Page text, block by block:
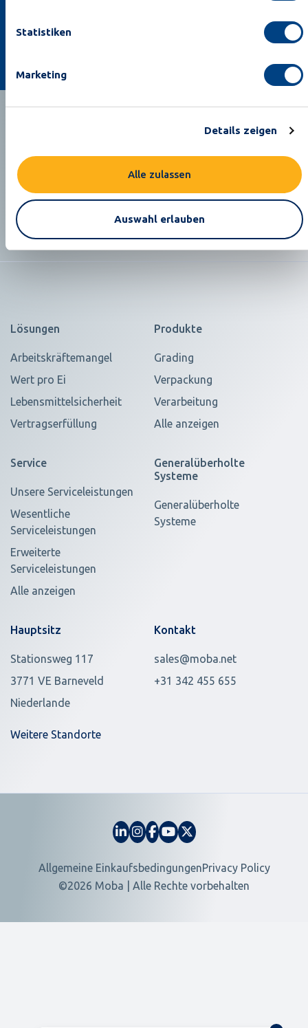
Statistiken
Marketing
Details zeigen
Alle zulassen
Auswahl erlauben
Lassen Sie uns gemeinsam “Ihre nachhaltige
Zukunft” in der Eierindustrie gestalten
Lösungen
Arbeitskräftemangel
Wert pro Ei
Lebensmittelsicherheit
Vertragserfüllung
Produkte
Grading
Verpackung
Verarbeitung
Alle anzeigen
Service
Unsere Serviceleistungen
Wesentliche
Serviceleistungen
Erweiterte
Serviceleistungen
Alle anzeigen
Generalüberholte
Systeme
Generalüberholte
Systeme
Hauptsitz
Stationsweg 117
3771 VE Barneveld
Niederlande
Weitere Standorte
Kontakt
sales@moba.net
+31 342 455 655
Allgemeine EinkaufsbedingungenPrivacy Policy
©2026 Moba | Alle Rechte vorbehalten